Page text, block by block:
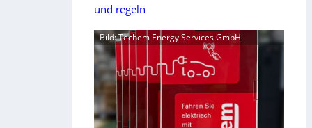
und regeln
Bild: Techem Energy Services GmbH